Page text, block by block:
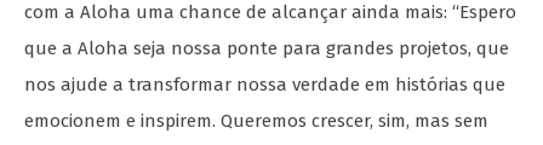
com a Aloha uma chance de alcançar ainda mais: “Espero
que a Aloha seja nossa ponte para grandes projetos, que
nos ajude a transformar nossa verdade em histórias que
emocionem e inspirem. Queremos crescer, sim, mas sem